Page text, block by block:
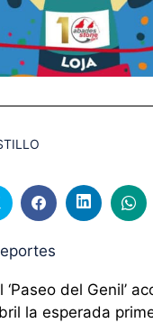
‘Paseo del Genil’
la esperada